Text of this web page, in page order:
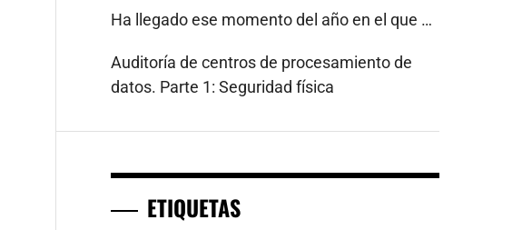
Ha llegado ese momento del año en el que …
Auditoría de centros de procesamiento de
datos. Parte 1: Seguridad física
ETIQUETAS